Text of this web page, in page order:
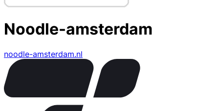
Noodle-amsterdam
noodle-amsterdam.nl